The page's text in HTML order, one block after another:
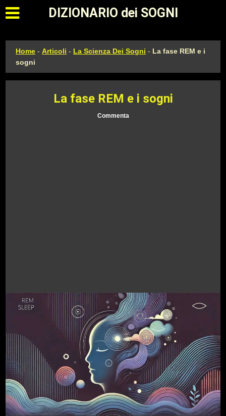
Apri il menu principale
DIZIONARIO dei SOGNI
Home -Articoli - La Scienza Dei Sogni - La fase REM e i
sogni
La fase REM e i sogni
Commenta